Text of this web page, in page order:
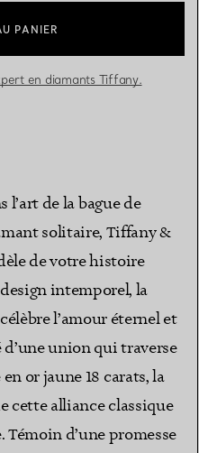
PANIER
en diamants Tiffany.
de la bague de
solitaire, Tiffany &
de votre histoire
intemporel, la
l’amour éternel et
union qui traverse
or jaune 18 carats, la
cette alliance classique
d’une promesse